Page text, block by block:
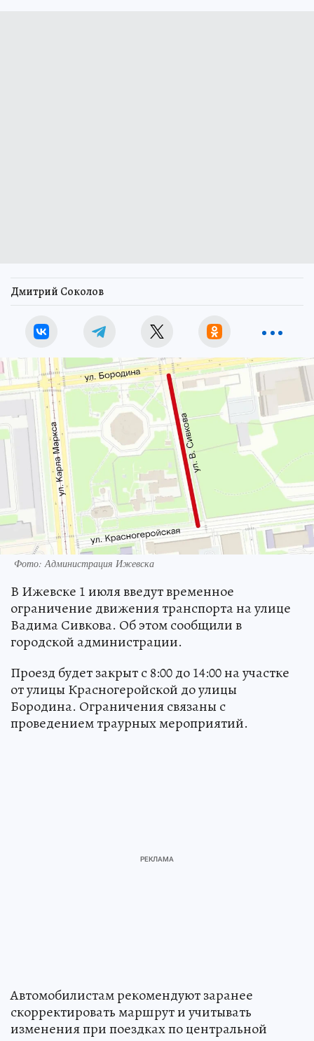
Дмитрий Соколов
Фото: Администрация Ижевска
В Ижевске 1 июля введут временное
ограничение движения транспорта на улице
Вадима Сивкова. Об этом сообщили в
городской администрации.
Проезд будет закрыт с 8:00 до 14:00 на участке
от улицы Красногеройской до улицы
Бородина. Ограничения связаны с
проведением траурных мероприятий.
Автомобилистам рекомендуют заранее
скорректировать маршрут и учитывать
изменения при поездках по центральной